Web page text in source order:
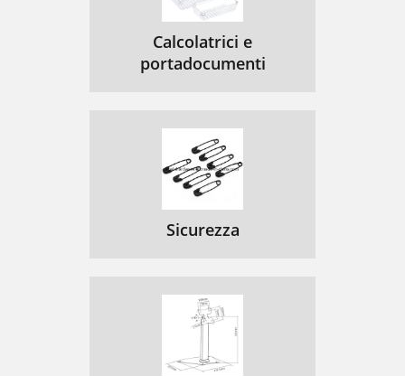
Calcolatrici e
portadocumenti
Sicurezza